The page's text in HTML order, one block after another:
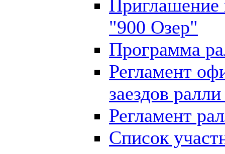
Приглашение
"900 Озер"
Программа
Регламент
заездов
Регламент
Список